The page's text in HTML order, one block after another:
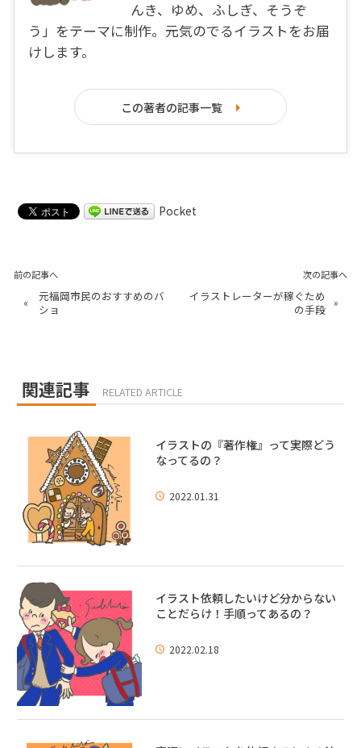
んき、ゆめ、ふしぎ、そうぞ
う」をテーマに制作。元気のでるイラストをお届
けします。
この著者の記事一覧
Pocket
前の記事へ
«
元福岡市民のおすすめのバ
ショ
次の記事へ
イラストレーターが稼ぐため
の手段 »
関連記事 RELATED ARTICLE
イラストの『著作権』って実際どう
なってるの？
2022.01.31
イラスト依頼したいけど分からない
ことだらけ！手順ってあるの？
2022.02.18